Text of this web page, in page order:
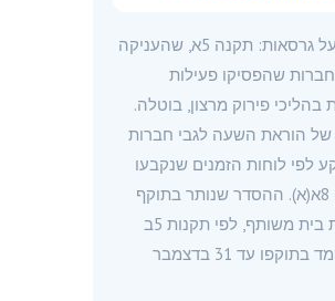
הערה על גרסאות: תקנה 5א, שהעניקה
שהפסיקו פעילות
בהליכי פירוק מרצון, בוטלה.
הוראת השעה לגבי חברות
לפי לוחות הזמנים שנקבעו
בתקנה 8א(א). ההסדר שנותר בתוקף
לחברות בית משותף, לפי תקנות 5ב
ו-5ג, עומד בתוקפו עד 31 בדצמבר